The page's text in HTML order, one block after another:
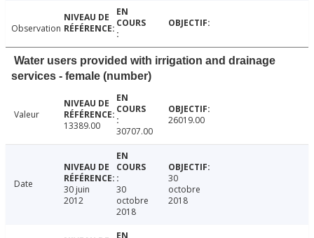
Observation
Water users provided with irrigation and drainage
services - female (number)
Valeur
13389.00
30707.00
26019.00
Date
30 juin
2012
30
octobre
2018
30
octobre
2018